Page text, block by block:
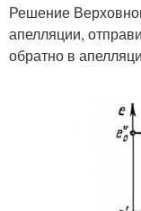
Решение
апелляции,
обратно в